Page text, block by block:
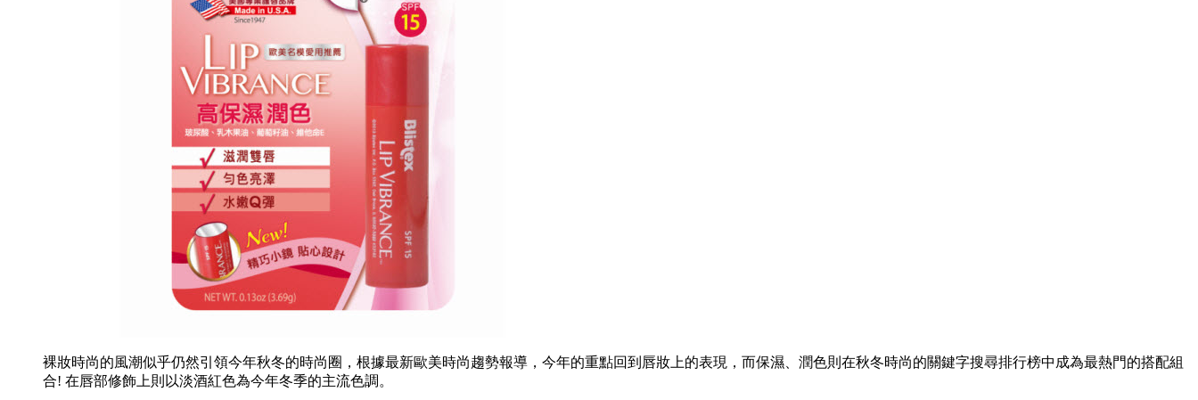
裸妝時尚的風潮似乎仍然引領今年秋冬的時尚圈，根據最新歐美時尚趨勢報導，今年的重點回到唇妝上的表現，而保濕、潤色則在秋冬時尚的關鍵字搜尋排行榜中成為最熱門的搭配組
合! 在唇部修飾上則以淡酒紅色為今年冬季的主流色調。